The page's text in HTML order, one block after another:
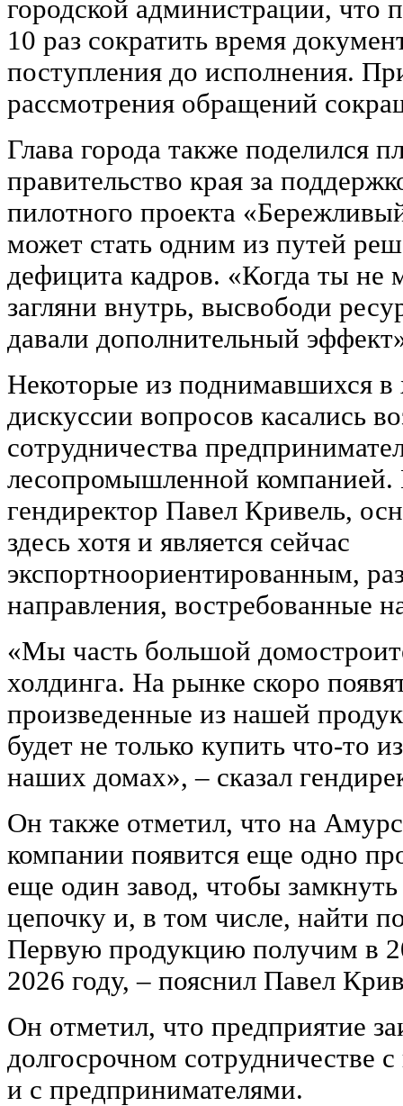
городской администрации, что
10 раз сократить время
поступления до исполнения.
рассмотрения обращений
Глава города также поделился
правительство края за
пилотного проекта
может стать одним из путей
дефицита кадров. «Когда ты
загляни внутрь, высвободи
давали дополнительный
Некоторые из поднимавшихся в
дискуссии вопросов касались
сотрудничества
лесопромышленной компанией.
гендиректор Павел Кривель,
здесь хотя и является сейчас
экспортноориентированным,
направления, востребованные
«Мы часть большой
холдинга. На рынке скоро
произведенные из нашей
будет не только купить что-то
наших домах», – сказал
Он также отметил, что на
компании появится еще одно
еще один завод, чтобы
цепочку и, в том числе, найти
Первую продукцию получим в
2026 году, – пояснил Павел
Он отметил, что предприятие
долгосрочном сотрудничестве
и с предпринимателями.